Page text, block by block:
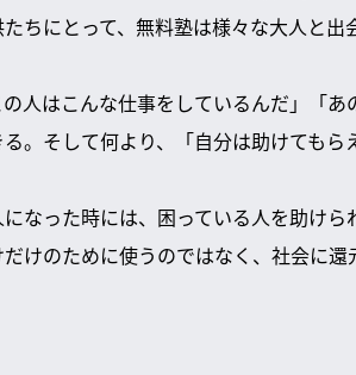
ちにとって、無料塾は様々な大人と出
人はこんな仕事をしているんだ」「あ
。そして何より、「自分は助けてもら
なった時には、困っている人を助けら
けのために使うのではなく、社会に還